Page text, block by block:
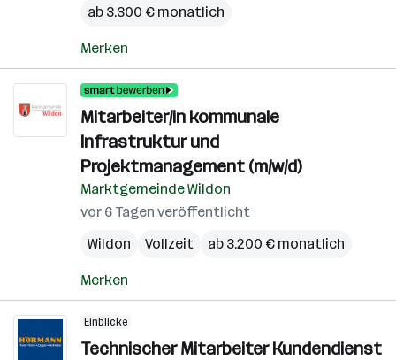
ab 3.300 € monatlich
Merken
Mitarbeiter/in kommunale
Infrastruktur und
Projektmanagement (m/w/d)
Marktgemeinde Wildon
vor 6 Tagen veröffentlicht
Wildon
Vollzeit ab 3.200 € monatlich
Merken
Einblicke
Technischer Mitarbeiter Kundendienst